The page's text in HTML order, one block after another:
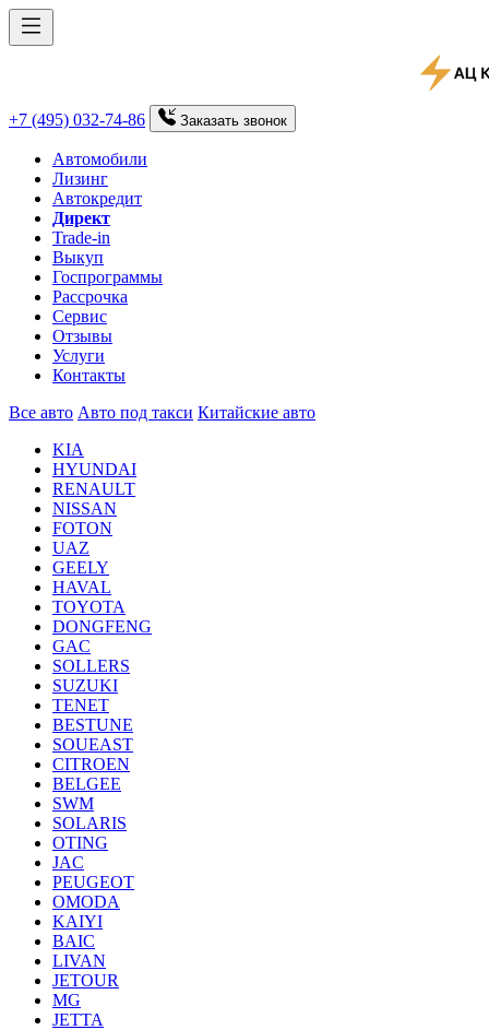
+7 (495) 032-74-86 Заказать звонок
Автомобили
Лизинг
Автокредит
Директ
Trade-in
Выкуп
Госпрограммы
Рассрочка
Сервис
Отзывы
Услуги
Контакты
Все авто Авто под такси Китайские авто
KIA
HYUNDAI
RENAULT
NISSAN
FOTON
UAZ
GEELY
HAVAL
TOYOTA
DONGFENG
GAC
SOLLERS
SUZUKI
TENET
BESTUNE
SOUEAST
CITROEN
BELGEE
SWM
SOLARIS
OTING
JAC
PEUGEOT
OMODA
KAIYI
BAIC
LIVAN
JETOUR
MG
JETTA